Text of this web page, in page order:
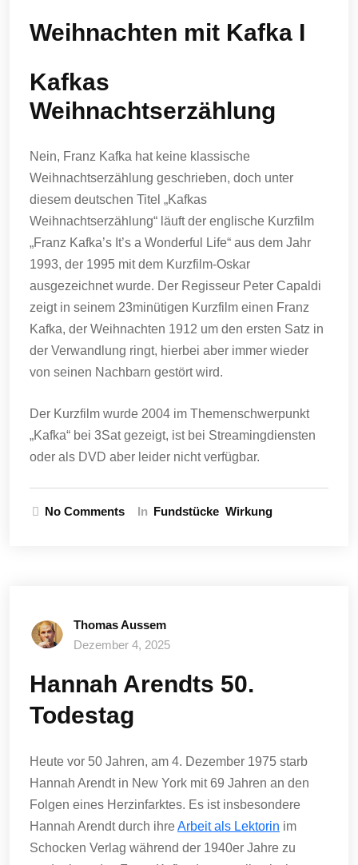
Weihnachten mit Kafka I
Kafkas
Weihnachtserzählung
Nein, Franz Kafka hat keine klassische
Weihnachtserzählung geschrieben, doch unter
diesem deutschen Titel „Kafkas
Weihnachtserzählung“ läuft der englische Kurzfilm
„Franz Kafka’s It’s a Wonderful Life“ aus dem Jahr
1993, der 1995 mit dem Kurzfilm-Oskar
ausgezeichnet wurde. Der Regisseur Peter Capaldi
zeigt in seinem 23minütigen Kurzfilm einen Franz
Kafka, der Weihnachten 1912 um den ersten Satz in
der Verwandlung ringt, hierbei aber immer wieder
von seinen Nachbarn gestört wird.
Der Kurzfilm wurde 2004 im Themenschwerpunkt
„Kafka“ bei 3Sat gezeigt, ist bei Streamingdiensten
oder als DVD aber leider nicht verfügbar.
No Comments In Fundstücke Wirkung
Thomas Aussem
Dezember 4, 2025
Hannah Arendts 50.
Todestag
Heute vor 50 Jahren, am 4. Dezember 1975 starb
Hannah Arendt in New York mit 69 Jahren an den
Folgen eines Herzinfarktes. Es ist insbesondere
Hannah Arendt durch ihreArbeit als Lektorin im
Schocken Verlag während der 1940er Jahre zu